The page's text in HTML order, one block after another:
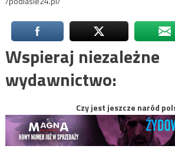
Wspieraj niezależne
wydawnictwo:
Czy jest jeszcze naród